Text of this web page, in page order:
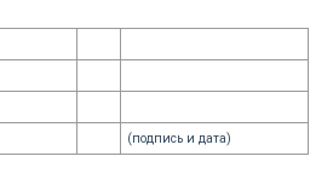
(подпись и дата)